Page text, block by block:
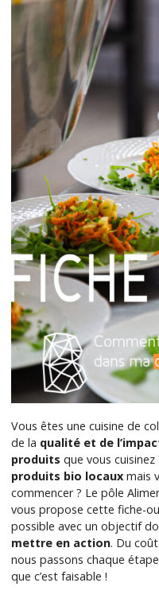
Vous êtes une cuisine de
de la qualité et de
produits que vous
produits bio locaux mais
commencer ? Le pôle
vous propose cette fiche-
possible avec un objectif
mettre en action. Du
nous passons chaque
que c’est faisable !